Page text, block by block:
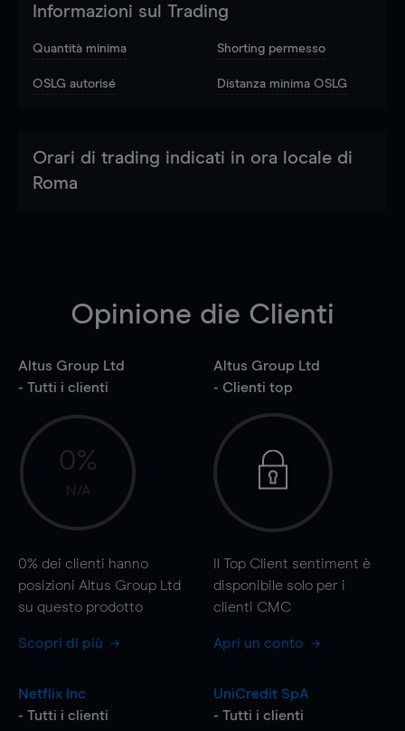
Informazioni sul Trading
Quantità minima Shorting permesso
OSLG autorisé Distanza minima OSLG
Orari di trading indicati in ora locale di
Roma
Opinione die Clienti
Altus Group Ltd
- Tutti i clienti
0%
N/A
0% dei clienti hanno
posizioni Altus Group Ltd
su questo prodotto
Scopri di più
Altus Group Ltd
- Clienti top
Il Top Client sentiment è
disponibile solo per i
clienti CMC
Apri un conto
Netflix Inc
- Tutti i clienti
UniCredit SpA
- Tutti i clienti